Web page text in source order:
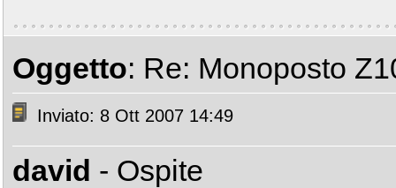
Oggetto: Re: Monoposto
Inviato: 8 Ott 2007 14:49
david - Ospite